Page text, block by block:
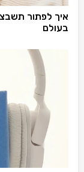
איך לפתור
בעולם